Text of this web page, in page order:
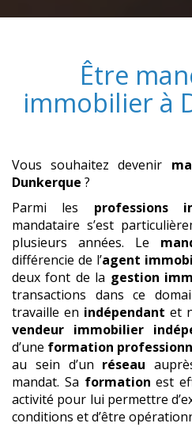
Être
immobilier à
Vous souhaitez devenir
Dunkerque ?
Parmi les professions
mandataire s’est
plusieurs années. Le
différencie de l’agent
deux font de la gestion
transactions dans ce
travaille en indépendant et
vendeur immobilier
d’une formation
au sein d’un réseau
mandat. Sa formation est
activité pour lui permettre
conditions et d’être